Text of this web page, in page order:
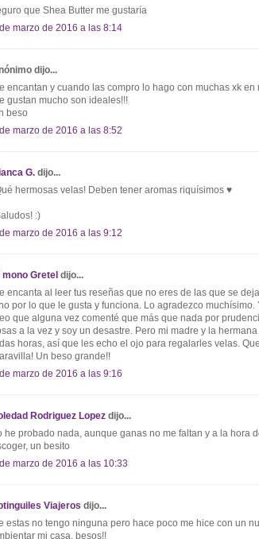
que Shea Butter me gustaría
marzo de 2016 a las 8:14
dijo...
encantan y cuando las compro lo hago con muchas xk
gustan mucho son ideales!!!
beso
marzo de 2016 a las 8:52
G. dijo...
hermosas velas! Deben tener aromas riquísimos ♥
:)
marzo de 2016 a las 9:12
mono Gretel dijo...
encanta al leer tus reseñas que no eres de las que se
por lo que le gusta y funciona. Lo agradezco muchísimo.
que alguna vez comenté que más que nada por
a la vez y soy un desastre. Pero mi madre y la
horas, así que les echo el ojo para regalarles velas.
Un beso grande!!
marzo de 2016 a las 9:16
Rodriguez Lopez dijo...
he probado nada, aunque ganas no me faltan y a la hora
un besito
marzo de 2016 a las 10:33
Viajeros dijo...
estas no tengo ninguna pero hace poco me hice con un
mi casa. besos!!